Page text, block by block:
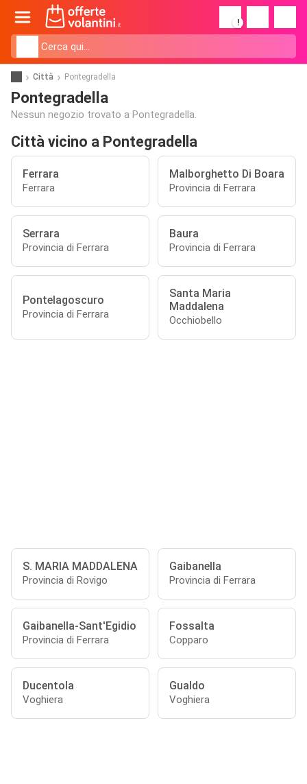
!
Città Pontegradella
Pontegradella
Nessun negozio trovato a Pontegradella.
Città vicino a Pontegradella
Ferrara
Ferrara
Malborghetto Di Boara
Provincia di Ferrara
Serrara
Provincia di Ferrara
Baura
Provincia di Ferrara
Pontelagoscuro
Provincia di Ferrara
Santa Maria
Maddalena
Occhiobello
S. MARIA MADDALENA
Provincia di Rovigo
Gaibanella
Provincia di Ferrara
Gaibanella-Sant'Egidio
Provincia di Ferrara
Fossalta
Copparo
Ducentola
Voghiera
Gualdo
Voghiera